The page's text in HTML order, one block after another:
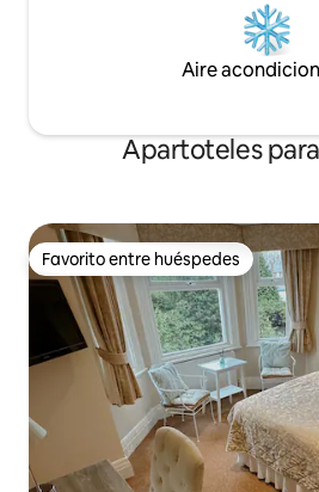
Aire
Apartoteles
Favorito entre huéspedes
Favorito entre huéspedes